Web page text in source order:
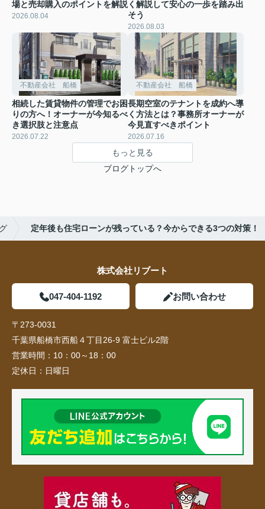
場と売却購入のポイントを解説
2026.08.04
く解説して安心の一歩を踏み出
そう
2026.08.03
不動産会社 船橋
相続した賃貸物件の管理でお困
りの方へ！オーナーが今知るべ
き選択肢と注意点
2026.07.22
不動産会社 船橋
長期空室のテナントを成約へ導
く方法とは？事務所オーナーが
今見直すべきポイント
2026.07.16
もっと見る
ブログトップへ
定年後も住宅ローンが残っている？今からできる3つの対策！
株式会社リブート
047-404-1192 お問い合わせ
〒273-0031
千葉県船橋市西船４丁目26-9 富士ビル2階
営業時間： 10：00～18：00
定休日： 日曜日